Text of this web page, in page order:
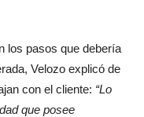
los pasos que debería
Velozo explicó de
con el cliente: “Lo
que posee